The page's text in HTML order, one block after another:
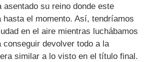
asentado su reino donde este
hasta el momento. Así, tendríamos
en el aire mientras luchábamos
conseguir devolver todo a la
similar a lo visto en el título final.